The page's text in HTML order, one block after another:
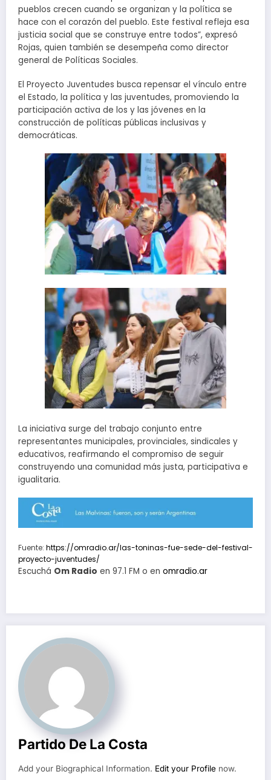
pueblos crecen cuando se organizan y la política se
hace con el corazón del pueblo. Este festival refleja esa
justicia social que se construye entre todos”, expresó
Rojas, quien también se desempeña como director
general de Políticas Sociales.
El Proyecto Juventudes busca repensar el vínculo entre
el Estado, la política y las juventudes, promoviendo la
participación activa de los y las jóvenes en la
construcción de políticas públicas inclusivas y
democráticas.
La iniciativa surge del trabajo conjunto entre
representantes municipales, provinciales, sindicales y
educativos, reafirmando el compromiso de seguir
construyendo una comunidad más justa, participativa e
igualitaria.
Fuente: https://omradio.ar/las-toninas-fue-sede-del-festival-
proyecto-juventudes/
Escuchá Om Radio en 97.1 FM o en omradio.ar
Partido De La Costa
Add your Biographical Information. Edit your Profile now.